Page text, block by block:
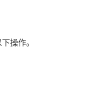
的连接
操作。